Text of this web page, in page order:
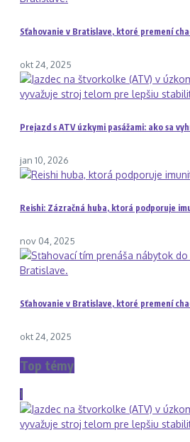
Sťahovanie v Bratislave, ktoré premení
okt 24, 2025
Prejazd s ATV úzkymi pasážami: ako sa
jan 10, 2026
Reishi: Zázračná huba, ktorá podporuje
nov 04, 2025
Sťahovanie v Bratislave, ktoré premení
okt 24, 2025
Top témy
1